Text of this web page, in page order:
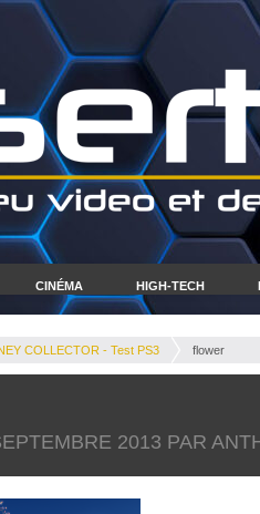
CINÉMA HIGH-TECH
COLLECTOR - Test PS3 flower
2013 PAR